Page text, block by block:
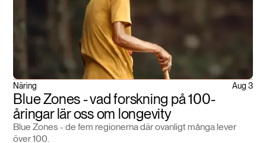
Näring Aug 3
Blue Zones - vad forskning på 100-
åringar lär oss om longevity
Blue Zones - de fem regionerna där ovanligt många lever
över 100.